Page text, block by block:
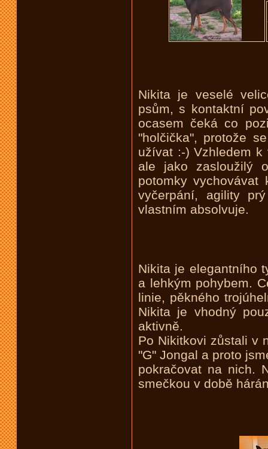
Nikita je veselé
psům, s kontaktní
ocasem čeká co
"holčička", protože
užívat :-) Vzhledem
ale jako zasloužilý
potomky
vyčerpání, agility
vlastním absolvuje.
Nikita je elegantního
a lehkým pohybem.
linie, pěkného
Nikita je vhodný
aktivně.
Po Nikitkovi zůstali v
"G" Jongal a proto
pokračovat na nich.
smečkou v době